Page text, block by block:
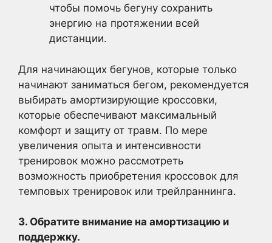
чтобы помочь бегуну сохранить
энергию на протяжении всей
дистанции.
Для начинающих бегунов, которые только
начинают заниматься бегом, рекомендуется
выбирать амортизирующие кроссовки,
которые обеспечивают максимальный
комфорт и защиту от травм. По мере
увеличения опыта и интенсивности
тренировок можно рассмотреть
возможность приобретения кроссовок для
темповых тренировок или трейлраннинга.
3. Обратите внимание на амортизацию и
поддержку.